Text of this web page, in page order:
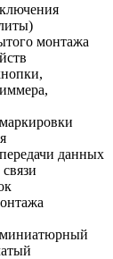
монтажа
данных